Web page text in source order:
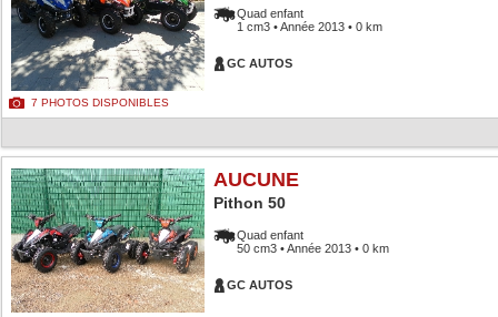
7 PHOTOS DISPONIBLES
Quad enfant
1 cm3 • Année 2013 • 0 km
GC AUTOS
AUCUNE
Pithon 50
Quad enfant
50 cm3 • Année 2013 • 0 km
GC AUTOS